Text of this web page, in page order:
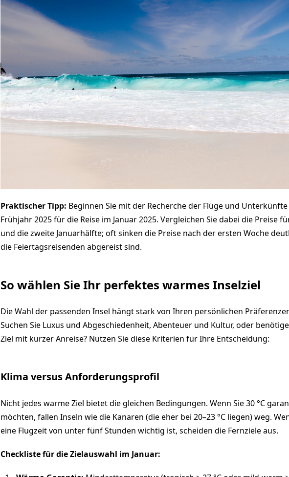
Praktischer Tipp: Beginnen Sie mit der Recherche der Flüge und
Frühjahr 2025 für die Reise im Januar 2025. Vergleichen Sie dabei die Preise
und die zweite Januarhälfte; oft sinken die Preise nach der ersten Woche
die Feiertagsreisenden abgereist sind.
So wählen Sie Ihr perfektes warmes Inselziel
Die Wahl der passenden Insel hängt stark von Ihren persönlichen
Suchen Sie Luxus und Abgeschiedenheit, Abenteuer und Kultur, oder
Ziel mit kurzer Anreise? Nutzen Sie diese Kriterien für Ihre Entscheidung:
Klima versus Anforderungsprofil
Nicht jedes warme Ziel bietet die gleichen Bedingungen. Wenn Sie 30 °C
möchten, fallen Inseln wie die Kanaren (die eher bei 20–23 °C liegen) weg.
eine Flugzeit von unter fünf Stunden wichtig ist, scheiden die Fernziele aus.
Checkliste für die Zielauswahl im Januar: